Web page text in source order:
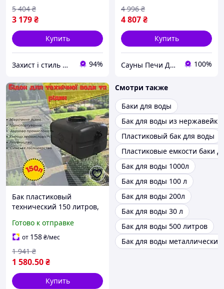
3 179₴
5 404 ₴
Купить
Захист і стиль — в одному магазині 94%
4 807₴
4 996 ₴
Купить
Сауны Печи Дымоходы 100%
Бак пластиковый
технический 150 литров,
воды и жидкостей, бак
для дачи с крышкой
Готово к отправке
от 158₴/мес
1 580.50₴
1 941 ₴
Купить
Смотри также
Баки для воды
Бак для воды из нержавейки
Пластиковый бак для воды
Пластиковые емкости баки
Бак для воды 1000л
Бак для воды 100 л
Бак для воды 200л
Бак для воды 30 л
Бак для воды 500 литров
Бак для воды металлический